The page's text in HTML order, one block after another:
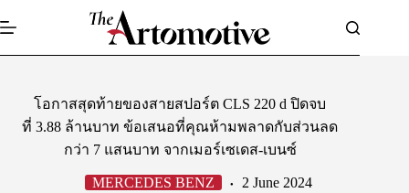
to
โอกาสสุดท้ายของสายสปอร์ต CLS 220 d ปิดจบ
ที่ 3.88 ล้านบาท ข้อเสนอที่คุณห้ามพลาดกับส่วนลด
กว่า 7 แสนบาท จากเมอร์เซเดส-เบนซ์
MERCEDES BENZ 2 June 2024